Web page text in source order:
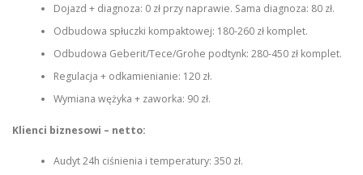
Dojazd + diagnoza: 0 zł przy naprawie. Sama diagnoza: 80 zł.
Odbudowa spłuczki kompaktowej: 180-260 zł komplet.
Odbudowa Geberit/Tece/Grohe podtynk: 280-450 zł komplet.
Regulacja + odkamienianie: 120 zł.
Wymiana wężyka + zaworka: 90 zł.
Klienci biznesowi – netto:
Audyt 24h ciśnienia i temperatury: 350 zł.